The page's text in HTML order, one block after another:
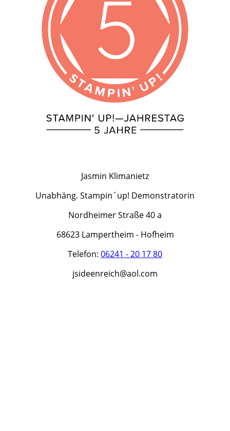
Jasmin Klimanietz
Unabhäng. Stampin´up! Demonstratorin
Nordheimer Straße 40 a
68623 Lampertheim - Hofheim
Telefon: 06241 - 20 17 80
jsideenreich@aol.com